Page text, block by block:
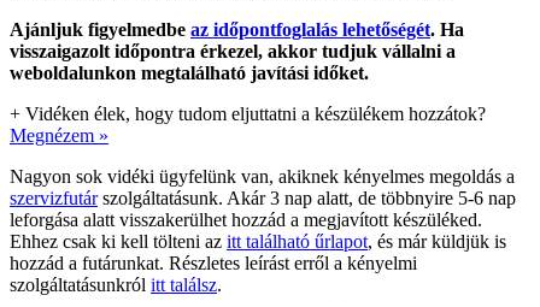
Ajánljuk figyelmedbe az időpontfoglalás lehetőségét. Ha
visszaigazolt időpontra érkezel, akkor tudjuk vállalni a
weboldalunkon megtalálható javítási időket.
+ Vidéken élek, hogy tudom eljuttatni a készülékem hozzátok?
Megnézem »
Nagyon sok vidéki ügyfelünk van, akiknek kényelmes megoldás a
szervizfutárszolgáltatásunk. Akár 3 nap alatt, de többnyire 5-6 nap
leforgása alatt visszakerülhet hozzád a megjavított készüléked.
Ehhez csak ki kell tölteni az itt található űrlapot, és már küldjük is
hozzád a futárunkat. Részletes leírást erről a kényelmi
szolgáltatásunkról itt találsz.